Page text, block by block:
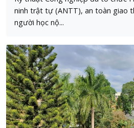
ninh trật tự (ANTT), an toàn giao
người học nộ...